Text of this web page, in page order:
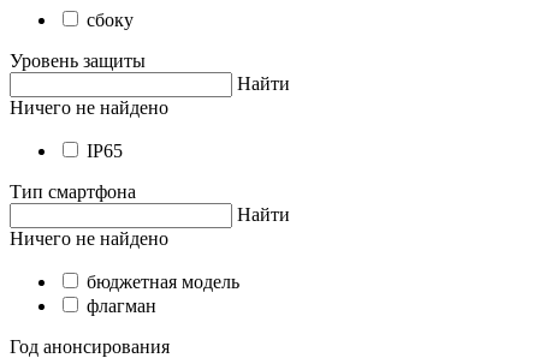
сбоку
Уровень защиты
Найти
Ничего не найдено
IP65
Тип смартфона
Найти
Ничего не найдено
бюджетная модель
флагман
Год анонсирования